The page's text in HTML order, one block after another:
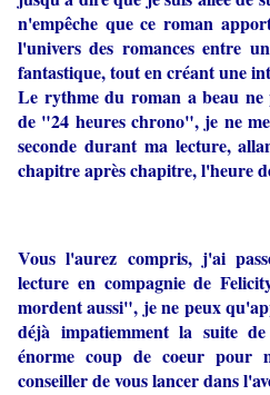
n'empêche que ce roman
l'univers des romances entre
fantastique, tout en créant une
Le rythme du roman a beau ne
de "24 heures chrono", je ne
seconde durant ma lecture,
chapitre après chapitre, l'heure
Vous l'aurez compris, j'ai
lecture en compagnie de
mordent aussi", je ne peux
déjà impatiemment la suite
énorme coup de coeur pour
conseiller de vous lancer dans